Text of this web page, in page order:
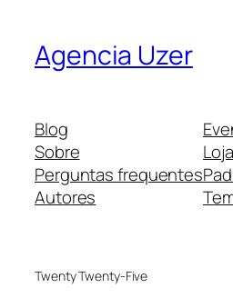
Agencia Uzer
Blog
Sobre
Perguntas frequentes
Autores
Loja
Twenty Twenty-Five